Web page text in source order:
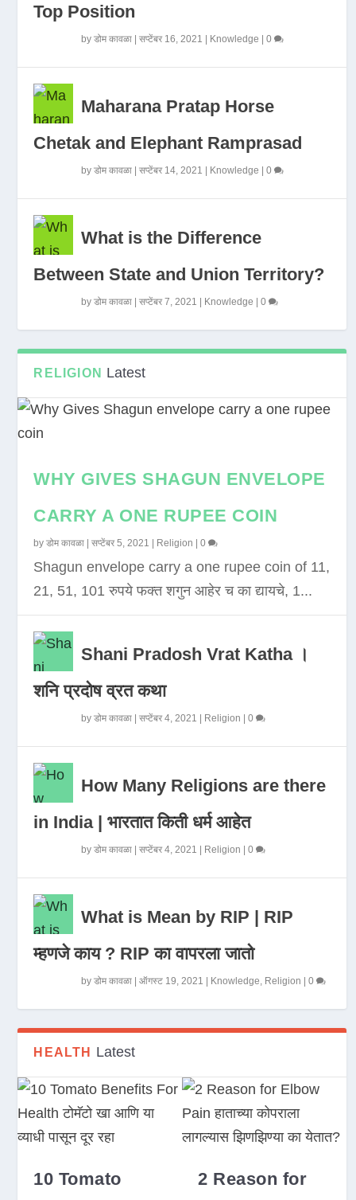
Top Position
byडोम कावळा |सप्टेंबर 16, 2021 Knowledge |0
Maharana Pratap Horse
Chetak and Elephant Ramprasad
byडोम कावळा |सप्टेंबर 14, 2021 Knowledge |0
What is the Difference
Between State and Union Territory?
byडोम कावळा |सप्टेंबर 7, 2021 Knowledge |0
RELIGION Latest
WHY GIVES SHAGUN ENVELOPE
CARRY A ONE RUPEE COIN
byडोम कावळा |सप्टेंबर 5, 2021 Religion |0
Shagun envelope carry a one rupee coin of 11,
21, 51, 101 रुपये फक्त शगुन आहेर च का द्यायचे, 1...
Shani Pradosh Vrat Katha ।
शनि प्रदोष व्रत कथा
byडोम कावळा |सप्टेंबर 4, 2021 Religion |0
How Many Religions are there
in India | भारतात किती धर्म आहेत
byडोम कावळा |सप्टेंबर 4, 2021 Religion |0
What is Mean by RIP | RIP
म्हणजे काय ? RIP का वापरला जातो
byडोम कावळा |ऑगस्ट 19, 2021 Knowledge, Religion |0
HEALTH Latest
10 Tomato 2 Reason for